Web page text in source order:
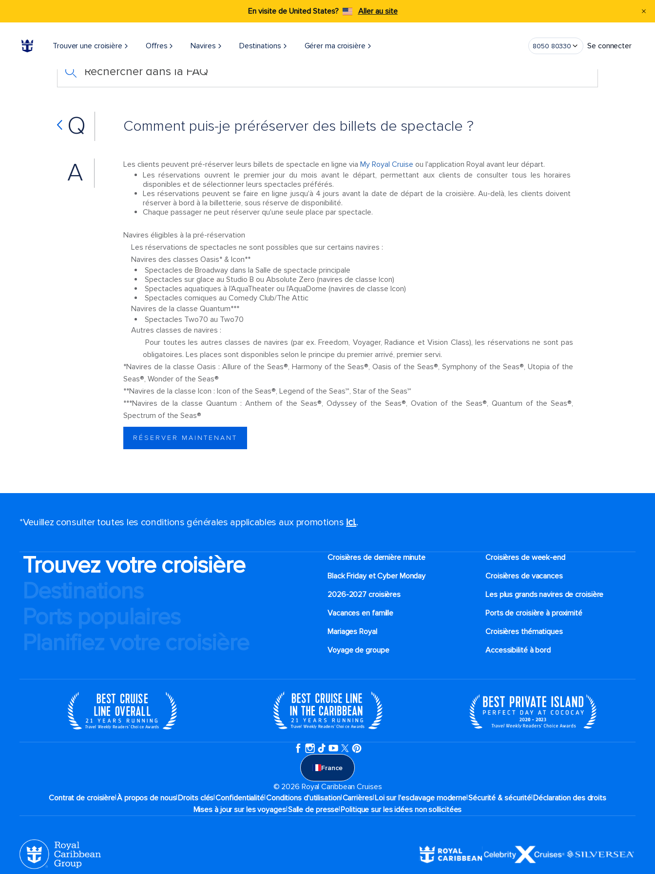
En visite de United States? Aller au site
Trouver une croisière Offres Navires Destinations Gérer ma croisière 8050 80330 Se connecter
Rechercher dans la FAQ
Q Comment puis-je préréserver des billets de spectacle ?
A Les clients peuvent pré-réserver leurs billets de spectacle en ligne via My Royal Cruise ou l'application Royal avant leur départ.
Les réservations ouvrent le premier jour du mois avant le départ, permettant aux clients de consulter tous les horaires
disponibles et de sélectionner leurs spectacles préférés.
Les réservations peuvent se faire en ligne jusqu'à 4 jours avant la date de départ de la croisière. Au-delà, les clients doivent
réserver à bord à la billetterie, sous réserve de disponibilité.
Chaque passager ne peut réserver qu'une seule place par spectacle.
Navires éligibles à la pré-réservation
Les réservations de spectacles ne sont possibles que sur certains navires :
Navires des classes Oasis* & Icon**
Spectacles de Broadway dans la Salle de spectacle principale
Spectacles sur glace au Studio B ou Absolute Zero (navires de classe Icon)
Spectacles aquatiques à l'AquaTheater ou l'AquaDome (navires de classe Icon)
Spectacles comiques au Comedy Club/The Attic
Navires de la classe Quantum***
Spectacles Two70 au Two70
Autres classes de navires :
Pour toutes les autres classes de navires (par ex. Freedom, Voyager, Radiance et Vision Class), les réservations ne sont pas
obligatoires. Les places sont disponibles selon le principe du premier arrivé, premier servi.
*Navires de la classe Oasis : Allure of the Seas®, Harmony of the Seas®, Oasis of the Seas®, Symphony of the Seas®, Utopia of the
Seas®, Wonder of the Seas®
**Navires de la classe Icon : Icon of the Seas®, Legend of the Seas℠, Star of the Seas℠
***Navires de la classe Quantum : Anthem of the Seas®, Odyssey of the Seas®, Ovation of the Seas®, Quantum of the Seas®,
Spectrum of the Seas®
RÉSERVER MAINTENANT
*Veuillez consulter toutes les conditions générales applicables aux promotions ici..
Trouvez votre croisière
Destinations
Ports populaires
Planifiez votre croisière
Croisières de dernière minute
Croisières de week-end
Black Friday et Cyber Monday
Croisières de vacances
2026-2027 croisières
Les plus grands navires de croisière
Vacances en famille
Ports de croisière à proximité
Mariages Royal
Croisières thématiques
Voyage de groupe​
Accessibilité à bord​
France
© 2026 Royal Caribbean Cruises
Contrat de croisière|À propos de nous|Droits clés|Confidentialité|Conditions d'utilisation|Carrières|Loi sur l'esclavage moderne|Sécurité & sécurité|Déclaration des droits
Mises à jour sur les voyages|Salle de presse|Politique sur les idées non sollicitées